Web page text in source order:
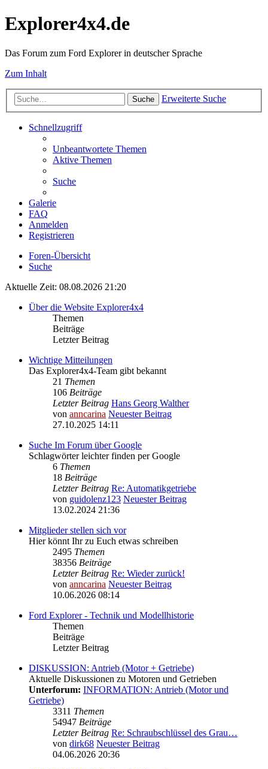
Explorer4x4.de
Das Forum zum Ford Explorer in deutscher Sprache
Zum Inhalt
Suche Erweiterte Suche
Schnellzugriff
Unbeantwortete Themen
Aktive Themen
Suche
Galerie
FAQ
Anmelden
Registrieren
Foren-Übersicht
Suche
Aktuelle Zeit: 08.08.2026 21:20
Über die Website Explorer4x4
Themen
Beiträge
Letzter Beitrag
Wichtige Mitteilungen
Das Explorer4x4-Team gibt bekannt
21 Themen
106 Beiträge
Letzter Beitrag Hans Georg Walther
von anncarina Neuester Beitrag
27.10.2025 14:11
Suche Im Forum über Google
Schlagwörter leichter finden per Google
6 Themen
18 Beiträge
Letzter Beitrag Re: Automatikgetriebe
von guidolenz123 Neuester Beitrag
13.02.2024 21:36
Mitglieder stellen sich vor
Hier könnt Ihr zu Euch etwas schreiben
2495 Themen
38356 Beiträge
Letzter Beitrag Re: Wieder zurück!
von anncarina Neuester Beitrag
10.06.2026 08:14
Ford Explorer - Technik und Modellhistorie
Themen
Beiträge
Letzter Beitrag
DISKUSSION: Antrieb (Motor + Getriebe)
Aktuelle Diskussionen zu Motoren und Getrieben
Unterforum: INFORMATION: Antrieb (Motor und
Getriebe)
3311 Themen
54947 Beiträge
Letzter Beitrag Re: Schraubschlüssel des Grau…
von dirk68 Neuester Beitrag
04.06.2026 20:36